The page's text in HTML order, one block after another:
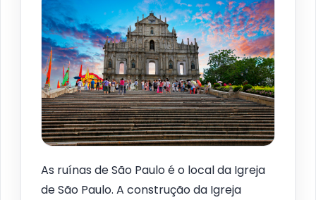
As ruínas de São Paulo é o local da Igreja
de São Paulo. A construção da Igreja